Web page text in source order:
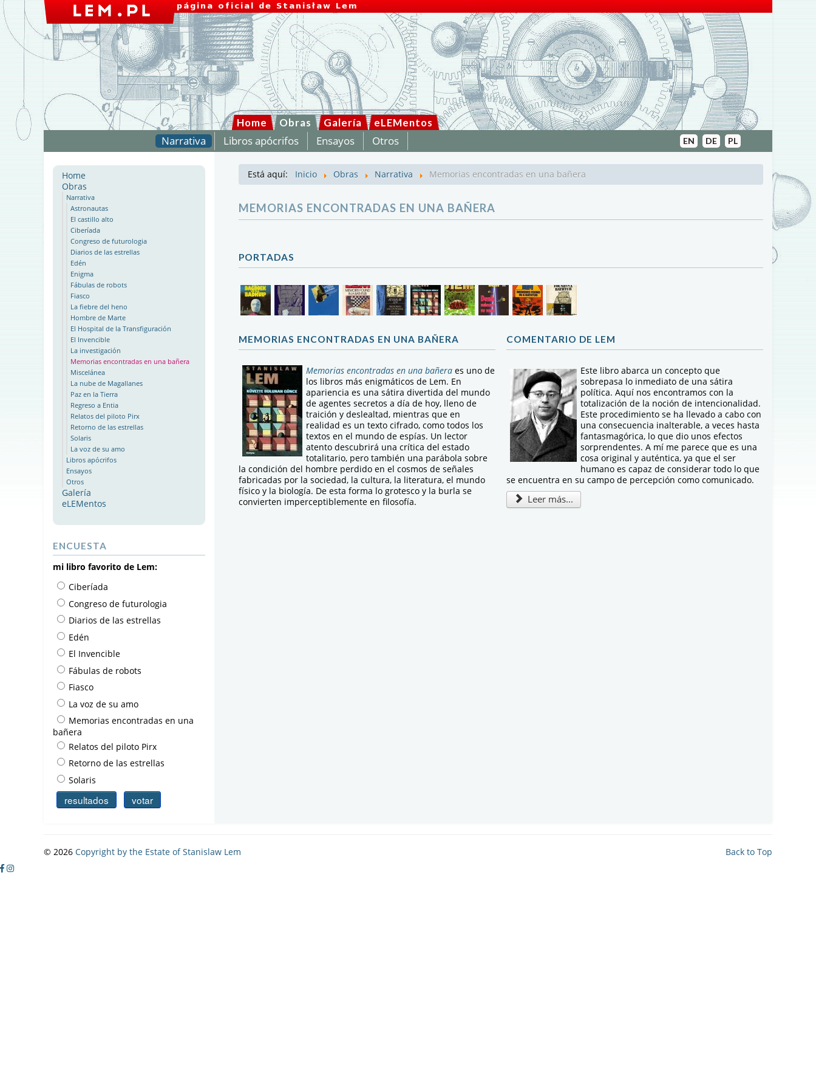
Home Obras Galería eLEMentos
Narrativa Libros apócrifos Ensayos Otros PL
DE
EN
Home
Obras
Narrativa
Astronautas
El castillo alto
Ciberíada
Congreso de futurologia
Diarios de las estrellas
Edén
Enigma
Fábulas de robots
Fiasco
La fiebre del heno
Hombre de Marte
El Hospital de la Transfiguración
El Invencible
La investigación
Memorias encontradas en una bañera
Miscelánea
La nube de Magallanes
Paz en la Tierra
Regreso a Entia
Relatos del piloto Pirx
Retorno de las estrellas
Solaris
La voz de su amo
Libros apócrifos
Ensayos
Otros
Galería
eLEMentos
ENCUESTA
mi libro favorito de Lem:
Ciberíada
Congreso de futurologia
Diarios de las estrellas
Edén
El Invencible
Fábulas de robots
Fiasco
La voz de su amo
Memorias encontradas en una
bañera
Relatos del piloto Pirx
Retorno de las estrellas
Solaris
Está aquí: Inicio Obras Narrativa Memorias encontradas en una bañera
MEMORIAS ENCONTRADAS EN UNA BAÑERA
PORTADAS
MEMORIAS ENCONTRADAS EN UNA BAÑERA
Memorias encontradas en una bañera es uno de
los libros más enigmáticos de Lem. En
apariencia es una sátira divertida del mundo
de agentes secretos a día de hoy, lleno de
traición y deslealtad, mientras que en
realidad es un texto cifrado, como todos los
textos en el mundo de espías. Un lector
atento descubrirá una crítica del estado
totalitario, pero también una parábola sobre
la condición del hombre perdido en el cosmos de señales
fabricadas por la sociedad, la cultura, la literatura, el mundo
físico y la biología. De esta forma lo grotesco y la burla se
convierten imperceptiblemente en filosofía.
COMENTARIO DE LEM
Este libro abarca un concepto que
sobrepasa lo inmediato de una sátira
política. Aquí nos encontramos con la
totalización de la noción de intencionalidad.
Este procedimiento se ha llevado a cabo con
una consecuencia inalterable, a veces hasta
fantasmagórica, lo que dio unos efectos
sorprendentes. A mí me parece que es una
cosa original y auténtica, ya que el ser
humano es capaz de considerar todo lo que
se encuentra en su campo de percepción como comunicado.
Leer más...
Back to Top
© 2026 Copyright by the Estate of Stanislaw Lem